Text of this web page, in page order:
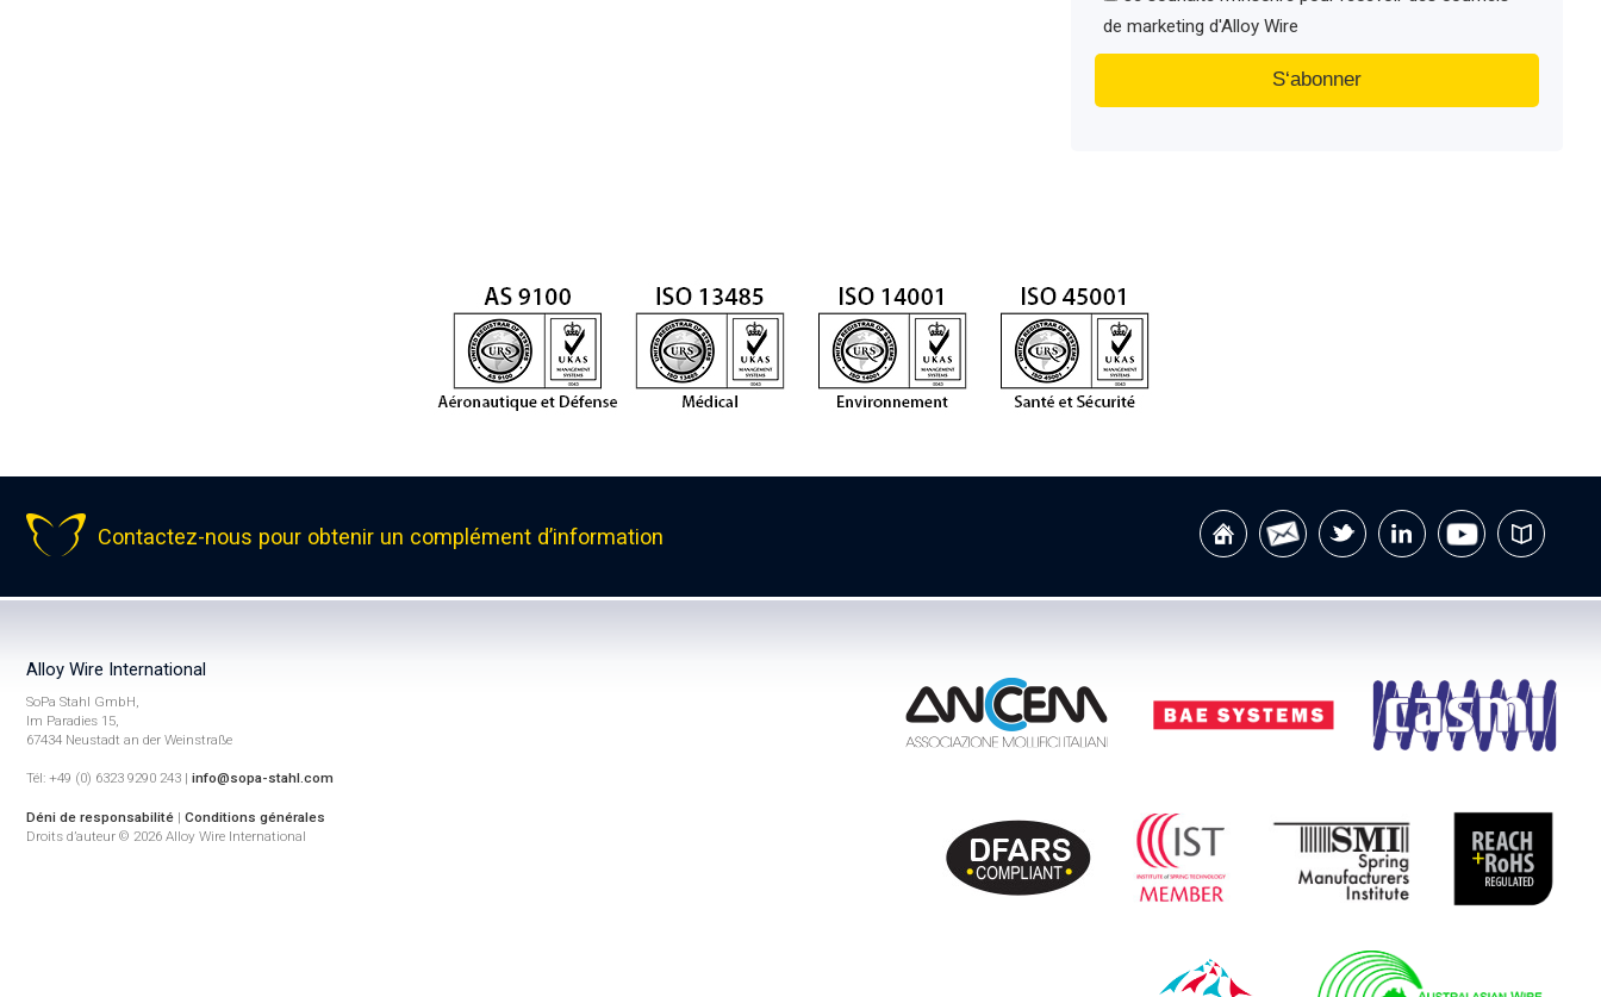
de marketing d'Alloy Wire
Contactez-nous pour obtenir un complément d’information
Alloy Wire International
SoPa Stahl GmbH,
Im Paradies 15,
67434 Neustadt an der Weinstraße
Tél: +49 (0) 6323 9290 243 | info@sopa-stahl.com
Déni de responsabilité | Conditions générales
Droits d’auteur © 2026 Alloy Wire International